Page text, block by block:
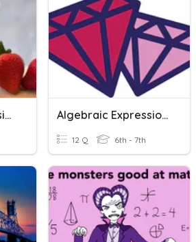
Equivalent Expressions Algebraic Expressions
12 Q 6th - 7th